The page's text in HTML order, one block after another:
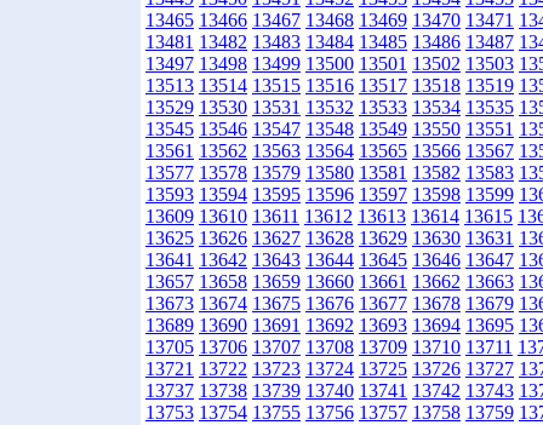
13465 13466 13467 13468 13469 13470 13471
13481 13482 13483 13484 13485 13486 13487
13497 13498 13499 13500 13501 13502 13503
13513 13514 13515 13516 13517 13518 13519
13529 13530 13531 13532 13533 13534 13535
13545 13546 13547 13548 13549 13550 13551
13561 13562 13563 13564 13565 13566 13567
13577 13578 13579 13580 13581 13582 13583
13593 13594 13595 13596 13597 13598 13599
13609 13610 13611 13612 13613 13614 13615
13625 13626 13627 13628 13629 13630 13631
13641 13642 13643 13644 13645 13646 13647
13657 13658 13659 13660 13661 13662 13663
13673 13674 13675 13676 13677 13678 13679
13689 13690 13691 13692 13693 13694 13695
13705 13706 13707 13708 13709 13710 13711
13721 13722 13723 13724 13725 13726 13727
13737 13738 13739 13740 13741 13742 13743
13753 13754 13755 13756 13757 13758 13759